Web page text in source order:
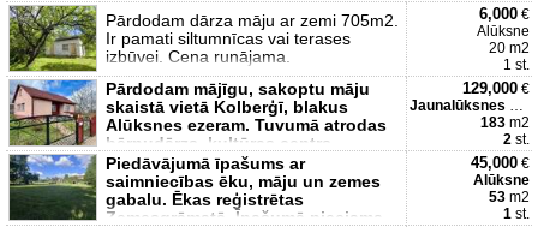
Pārdodam dārza māju ar zemi 705m2.
Ir pamati siltumnīcas vai terases
izbūvei. Cena runājama.
6,000 €
Alūksne
20 m2
1 st.
Pārdodam mājīgu, sakoptu māju
skaistā vietā Kolberģī, blakus
Alūksnes ezeram. Tuvumā atrodas
bērnudārzs, kultūras centrs
129,000 €
Jaunalūksnes pag.
183 m2
2 st.
Piedāvājumā īpašums ar
saimniecības ēku, māju un zemes
gabalu. Ēkas reģistrētas
Zemesgrāmatā. Īpašumā pieejama
45,000 €
Alūksne
53 m2
1 st.